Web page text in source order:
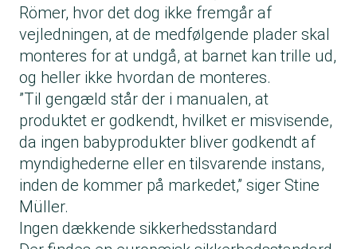
Römer, hvor det dog ikke fremgår af
vejledningen, at de medfølgende plader skal
monteres for at undgå, at barnet kan trille ud,
og heller ikke hvordan de monteres.
”Til gengæld står der i manualen, at
produktet er godkendt, hvilket er misvisende,
da ingen babyprodukter bliver godkendt af
myndighederne eller en tilsvarende instans,
inden de kommer på markedet,” siger Stine
Müller.
Ingen dækkende sikkerhedsstandard